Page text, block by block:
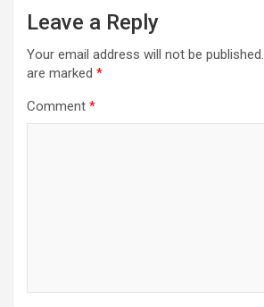
Leave a Reply
Your email address will not be published.
are marked *
Comment *